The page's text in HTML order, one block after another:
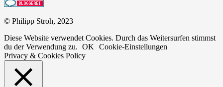
© Philipp Stroh, 2023
Diese Website verwendet Cookies. Durch das Weitersurfen stimmst
du der Verwendung zu. OK
Cookie-Einstellungen
Privacy & Cookies Policy